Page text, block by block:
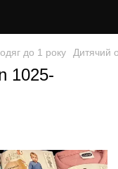
до 1 року Дитячий
1025-